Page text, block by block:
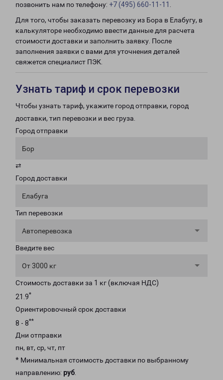
позвонить нам по телефону: +7 (495) 660-11-11
Для того, чтобы заказать перевозку из Бора в Елабугу, в
калькуляторе необходимо ввести данные для расчета
стоимости доставки и заполнить заявку. После
заполнения заявки с вами для уточнения деталей
свяжется специалист ПЭК.
Узнать тариф и срок перевозки
Чтобы узнать тариф, укажите город отправки, город
доставки, тип перевозки и вес груза.
Город отправки
Бор
⇄
Город доставки
Елабуга
Тип перевозки
Автоперевозка
Введите вес
От 3000 кг
Стоимость доставки за 1 кг (включая НДС)
21.9*
Ориентировочный срок доставки
8 - 8**
Дни отправки
пн, вт, ср, чт, пт
* Минимальная стоимость доставки по выбранному
направлению: руб.